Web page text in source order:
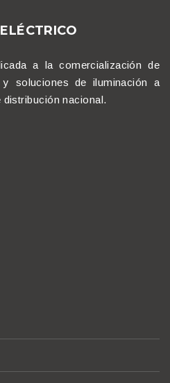
a la comercialización de
soluciones de iluminación a
nacional.